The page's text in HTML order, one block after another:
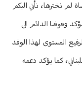
لم نخترها، نأتي اليكم
وقوفنا الدائم الى
المستوى لهذا الوفد
كما يؤكد دعمه